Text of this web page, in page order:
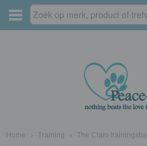
Home › Training › The Clam trainingsbal